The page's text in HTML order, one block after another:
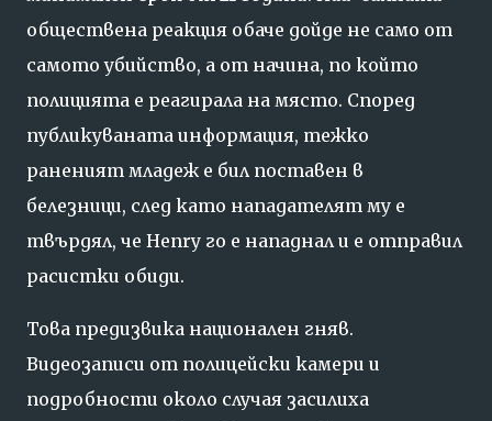
обществена реакция обаче дойде не само от
самото убийство, а от начина, по който
полицията е реагирала на място. Според
публикуваната информация, тежко
раненият младеж е бил поставен в
белезници, след като нападателят му е
твърдял, че Henry го е нападнал и е отправил
расистки обиди.
Това предизвика национален гняв.
Видеозаписи от полицейски камери и
подробности около случая засилиха